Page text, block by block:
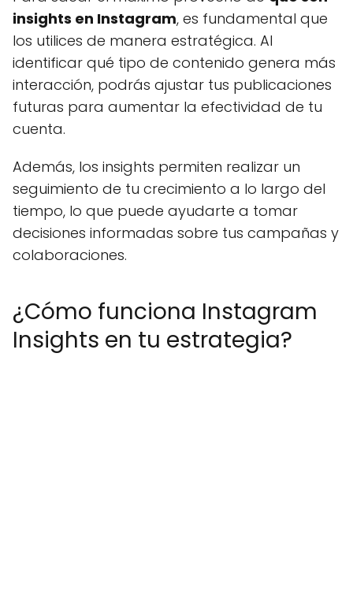
insights en Instagram, es fundamental que
los utilices de manera estratégica. Al
identificar qué tipo de contenido genera más
interacción, podrás ajustar tus publicaciones
futuras para aumentar la efectividad de tu
cuenta.
Además, los insights permiten realizar un
seguimiento de tu crecimiento a lo largo del
tiempo, lo que puede ayudarte a tomar
decisiones informadas sobre tus campañas y
colaboraciones.
¿Cómo funciona Instagram
Insights en tu estrategia?